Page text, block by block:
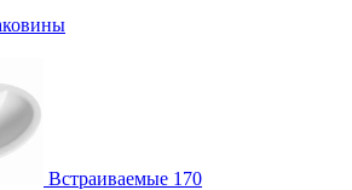
Встраиваемые 170